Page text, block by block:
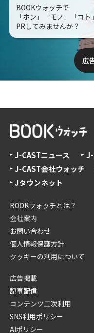
BOOKウォッチで
「ホン」「モノ」「コト
PRしてみませんか？
広
J-CASTニュース
J-CAST会社ウォッチ
Jタウンネット
BOOKウォッチとは？
会社案内
お問い合わせ
個人情報保護方針
クッキーの利用について
広告掲載
記事配信
コンテンツ二次利用
SNS利用ポリシー
AIポリシー